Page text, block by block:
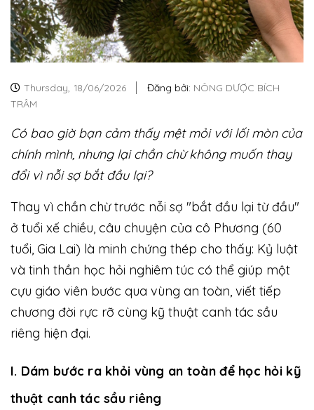
Thursday, 18/06/2026 Đăng bởi: NÔNG DƯỢC BÍCH
TRÂM
Có bao giờ bạn cảm thấy mệt mỏi với lối mòn của
chính mình, nhưng lại chần chừ không muốn thay
đổi vì nỗi sợ bắt đầu lại?
Thay vì chần chừ trước nỗi sợ "bắt đầu lại từ đầu"
ở tuổi xế chiều, câu chuyện của cô Phương (60
tuổi, Gia Lai) là minh chứng thép cho thấy: Kỷ luật
và tinh thần học hỏi nghiêm túc có thể giúp một
cựu giáo viên bước qua vùng an toàn, viết tiếp
chương đời rực rỡ cùng kỹ thuật canh tác sầu
riêng hiện đại.
I. Dám bước ra khỏi vùng an toàn để học hỏi kỹ
thuật canh tác sầu riêng